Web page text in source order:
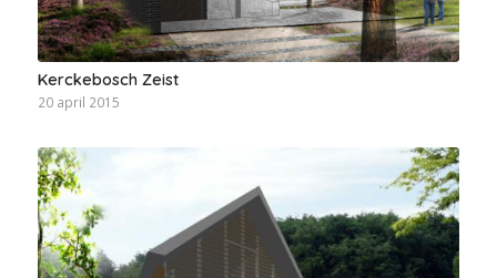
Kerckebosch Zeist
20 april 2015